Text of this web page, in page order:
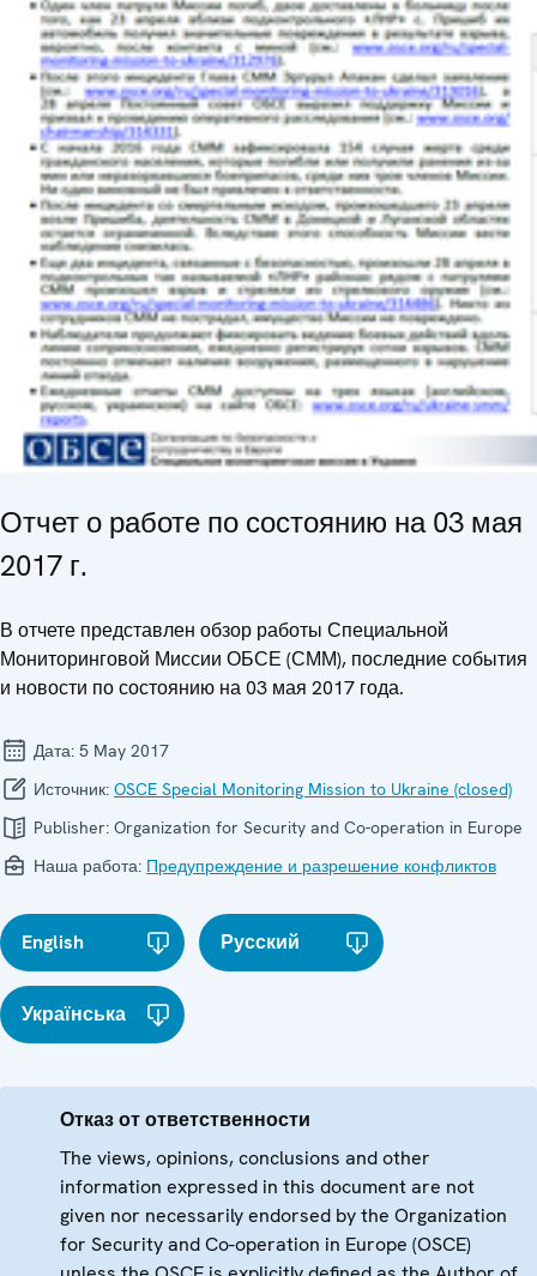
Отчет о работе по состоянию на 03 мая
2017 г.
В отчете представлен обзор работы Специальной
Мониторинговой Миссии ОБСЕ (СММ), последние события
и новости по состоянию на 03 мая 2017 года.
Дата: 5 May 2017
Источник: OSCE Special Monitoring Mission to Ukraine (closed)
Publisher: Organization for Security and Co-operation in Europe
Наша работа: Предупреждение и разрешение конфликтов
English Русский
Українська
Отказ от ответственности
The views, opinions, conclusions and other
information expressed in this document are not
given nor necessarily endorsed by the Organization
for Security and Co-operation in Europe (OSCE)